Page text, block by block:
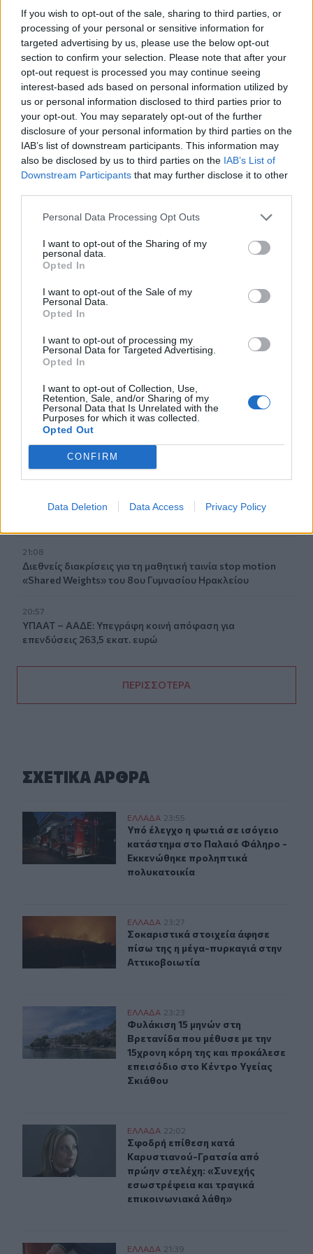
If you wish to opt-out of the sale, sharing to third parties, or
processing of your personal or sensitive information for
targeted advertising by us, please use the below opt-out
section to confirm your selection. Please note that after your
opt-out request is processed you may continue seeing
interest-based ads based on personal information utilized by
us or personal information disclosed to third parties prior to
your opt-out. You may separately opt-out of the further
disclosure of your personal information by third parties on the
IAB’s list of downstream participants. This information may
also be disclosed by us to third parties on the IAB’s List of
Downstream Participants that may further disclose it to other
Personal Data Processing Opt Outs
I want to opt-out of the Sharing of my
personal data.
Opted In
I want to opt-out of the Sale of my
Personal Data.
Opted In
I want to opt-out of processing my
Personal Data for Targeted Advertising.
Opted In
I want to opt-out of Collection, Use,
Retention, Sale, and/or Sharing of my
Personal Data that Is Unrelated with the
Purposes for which it was collected.
Opted Out
CONFIRM
Data Deletion Data Access Privacy Policy
Πανεπιστήμιο Κρήτης: 3,35 εκατ. ευρώ από το Υπουργείο
Παιδείας, για το στεγαστικό επίδομα των φοιτητών
22:22
Ηράκλειο: “Σκουπίδια κατάχαμα, μια ψησταριά στο
πουθενά κι ένα αμάξι παρατημένο στο πάρκο”
22:03
Καιρός: “Πορτοκαλί” συναγερμός στην Κρήτη - Ζέστη και
πολύ υψηλός κίνδυνος πυρκαγιάς!
22:02
Σφοδρή επίθεση κατά Καρυστιανού-Γρατσία από πρώην
επικοινωνιακά λάθη»
Ηράκλειο: "Σε άθλια κατάσταση το μνημείο πεσόντων
21:39
ηλικιωμένη
Μεσογειακή φώκια έκανε στάση για ξεκούραση στην
παραλία της Αγίας Βάσως στο Τρίκερι
Μεταναστευτικό: Σύλληψη 18χρονου διακινητή για την
"καραβιά" στον Τσούτσουρα
Δημοπρατείται η μπάλα των ιστορικών γκολ του
21:08
Διεθνείς διακρίσεις για τη μαθητική ταινία stop motion
«Shared Weights» του 8ου Γυμνασίου Ηρακλείου
20:57
ΥΠΑΑΤ – ΑΑΔΕ: Υπεγράφη κοινή απόφαση για
επενδύσεις 263,5 εκατ. ευρώ
ΠΕΡΙΣΣΟΤΕΡΑ
ΣΧΕΤΙΚA AΡΘΡΑ
Υπό έλεγχο η φωτιά σε ισόγειο κατάστημα στο
ΕΛΛAΔΑ 23:55
Υπό έλεγχο η φωτιά σε ισόγειο
Υπό έλεγχο η φωτιά σε ισόγειο
κατάστημα στο Παλαιό Φάληρο -
Εκκενώθηκε προληπτικά
πολυκατοικία
Σοκαριστικά στοιχεία άφησε πίσω της η μέγα-
ΕΛΛAΔΑ 23:27
Σοκαριστικά στοιχεία άφησε πίσω
Σοκαριστικά στοιχεία άφησε
πίσω της η μέγα-πυρκαγιά στην
Αττικοβοιωτία
Φυλάκιση 15 μηνών στη Βρετανίδα που μέθυσε με την
ΕΛΛAΔΑ 23:23
Φυλάκιση 15 μηνών στη Βρετανίδα
Φυλάκιση 15 μηνών στη
Βρετανίδα που μέθυσε με την
15χρονη κόρη της και προκάλεσε
επεισόδιο στο Κέντρο Υγείας
Σκιάθου
Σφοδρή επίθεση κατά Καρυστιανού-Γρατσία από
ΕΛΛAΔΑ 22:02
Σφοδρή επίθεση κατά
Σφοδρή επίθεση κατά
Καρυστιανού-Γρατσία από
πρώην στελέχη: «Συνεχής
εσωστρέφεια και τραγικά
επικοινωνιακά λάθη»
Λαμία: Απατεώνες άρπαξαν μεγάλο χρηματικό ποσό
ΕΛΛAΔΑ 21:39